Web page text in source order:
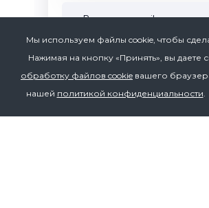
Мы используем файлы cookie, чтобы
Нажимая на кнопку «Принять», вы даете
обработку файлов cookie вашего
нашей политикой конфиденциальности.